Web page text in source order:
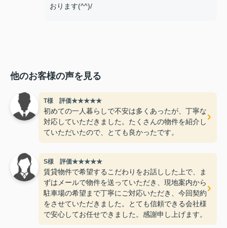
おります(^^)/
他のお客様の声を見る
T様 評価★★★★★
初めての一人暮らしで不安は多くあったが、丁寧な
対応していただきました。たくさんの物件を紹介し
ていただいたので、とても良かったです。
S様 評価★★★★★
賃貸物件で希望するこだわりをお話しした上で、ま
ずはメールで物件を送っていただき、現地案内から
駐車場の希望まで丁寧にご対応いただき、今回契約
をさせていただきました。とても信頼できる会社様
で安心してお任せできました。感謝申し上げます。